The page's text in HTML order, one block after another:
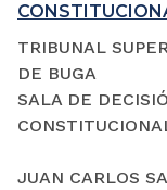
TRIBUNAL
DE BUGA
SALA DE
JUAN CARLOS